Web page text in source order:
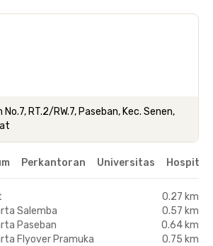
RT.2/RW.7, Paseban, Kec. Senen,
Perkantoran Universitas Hospital
0.27 km
Salemba
0.57 km
Paseban
0.64 km
Flyover Pramuka
0.75 km